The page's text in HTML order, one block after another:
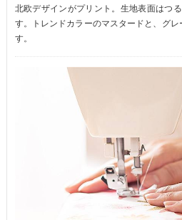
北欧デザインがプリント。生地表面はつ
す。トレンドカラーのマスタードと、グ
す。